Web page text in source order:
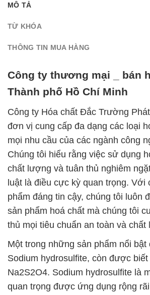
MÔ TẢ
TỪ KHÓA
THÔNG TIN MUA HÀNG
Công ty thương mại _ bán
Thành phố Hồ Chí Minh
Công ty Hóa chất Đắc Trường
đơn vị cung cấp đa dạng các loại
mọi nhu cầu của các ngành công
Chúng tôi hiểu rằng việc sử dụng
chất lượng và tuân thủ nghiêm
luật là điều cực kỳ quan trọng. Với
phẩm đáng tin cậy, chúng tôi luôn
sản phẩm hoá chất mà chúng tôi
thủ mọi tiêu chuẩn an toàn và chất
Một trong những sản phẩm nổi bật
Sodium hydrosulfite, còn được
Na2S2O4. Sodium hydrosulfite là
quan trọng được ứng dụng rộng